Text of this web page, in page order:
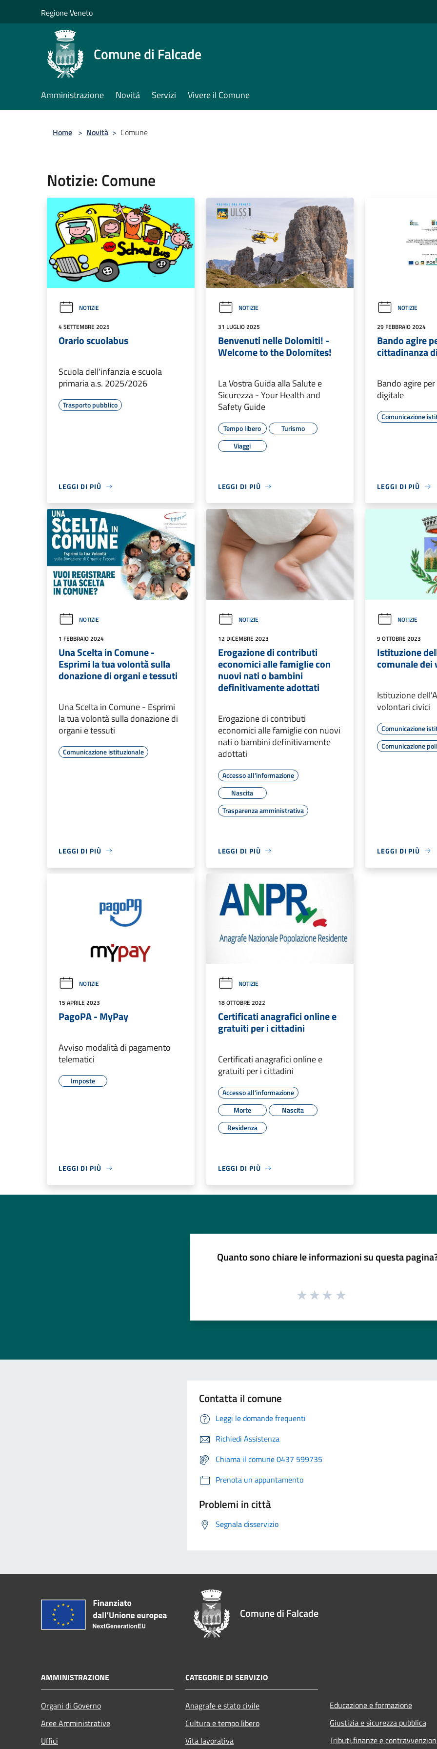
Regione Veneto
Comune di Falcade
Amministrazione Novità Servizi Vivere il Comune
Home > Novità > Comune
Notizie: Comune
NOTIZIE
4 SETTEMBRE 2025
Orario scuolabus
Scuola dell'infanzia e scuola
primaria a.s. 2025/2026
Trasporto pubblico
LEGGI DI PIÙ
NOTIZIE
31 LUGLIO 2025
Benvenuti nelle Dolomiti! -
Welcome to the Dolomites!
La Vostra Guida alla Salute e
Sicurezza - Your Health and
Safety Guide
Tempo libero
Turismo
Viaggi
LEGGI DI PIÙ
NOTIZIE
29 FEBBRAIO 2024
Bando agire
cittadinanza
Bando agire
digitale
Comunicazione
LEGGI DI PIÙ
NOTIZIE
1 FEBBRAIO 2024
Una Scelta in Comune -
Esprimi la tua volontà sulla
donazione di organi e tessuti
Una Scelta in Comune - Esprimi
la tua volontà sulla donazione di
organi e tessuti
Comunicazione istituzionale
LEGGI DI PIÙ
NOTIZIE
12 DICEMBRE 2023
Erogazione di contributi
economici alle famiglie con
nuovi nati o bambini
definitivamente adottati
Erogazione di contributi
economici alle famiglie con nuovi
nati o bambini definitivamente
adottati
Accesso all'informazione
Nascita
Trasparenza amministrativa
LEGGI DI PIÙ
NOTIZIE
9 OTTOBRE 2023
Istituzione
comunale
Istituzione
volontari civici
Comunicazione
Comunicazione
LEGGI DI PIÙ
NOTIZIE
15 APRILE 2023
PagoPA - MyPay
Avviso modalità di pagamento
telematici
Imposte
LEGGI DI PIÙ
NOTIZIE
18 OTTOBRE 2022
Certificati anagrafici online e
gratuiti per i cittadini
Certificati anagrafici online e
gratuiti per i cittadini
Accesso all'informazione
Morte
Nascita
Residenza
LEGGI DI PIÙ
Quanto sono chiare le informazioni su questa
Contatta il comune
Leggi le domande frequenti
Richiedi Assistenza
Chiama il comune 0437 599735
Prenota un appuntamento
Problemi in città
Segnala disservizio
Comune di Falcade
AMMINISTRAZIONE
Organi di Governo
Aree Amministrative
Uffici
CATEGORIE DI SERVIZIO
Anagrafe e stato civile
Cultura e tempo libero
Vita lavorativa
Educazione e formazione
Giustizia e sicurezza pubblica
Tributi,finanze e